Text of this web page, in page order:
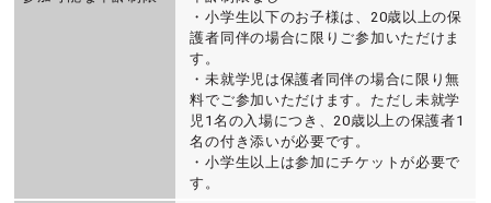
・小学生以下のお子様は、20歳以上の保
護者同伴の場合に限りご参加いただけま
す。
・未就学児は保護者同伴の場合に限り無
料でご参加いただけます。ただし未就学
児1名の入場につき、20歳以上の保護者1
名の付き添いが必要です。
・小学生以上は参加にチケットが必要で
す。